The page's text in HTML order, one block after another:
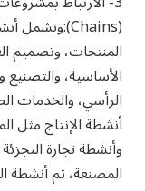
(
Chains):وتشمل
المنتجات، وتصميم
الأساسية، والتصنيع
الرأسي، والخدمات
أنشطة الإنتاج مثل
وأنشطة تجارة
المصنعة، ثم أنشطة